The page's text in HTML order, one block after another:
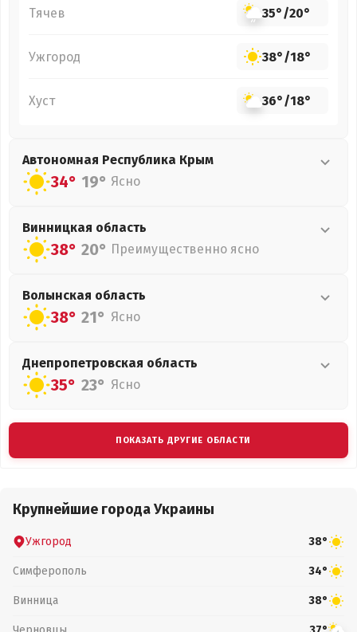
Тячев 35°/20°
Ужгород 38°/18°
Хуст 36°/18°
Автономная Республика Крым
34° 19° Ясно
Винницкая область
38° 20° Преимущественно ясно
Волынская область
38° 21° Ясно
Днепропетровская область
35° 23° Ясно
ПОКАЗАТЬ ДРУГИЕ ОБЛАСТИ
Крупнейшие города Украины
Ужгород 38°
Симферополь 34°
Винница 38°